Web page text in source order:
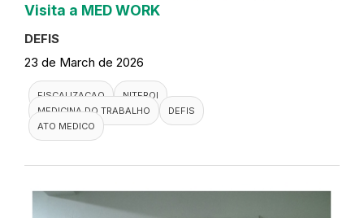
Visita a MED WORK
DEFIS
23 de March de 2026
FISCALIZACAO
NITEROI
MEDICINA DO TRABALHO
DEFIS
ATO MEDICO